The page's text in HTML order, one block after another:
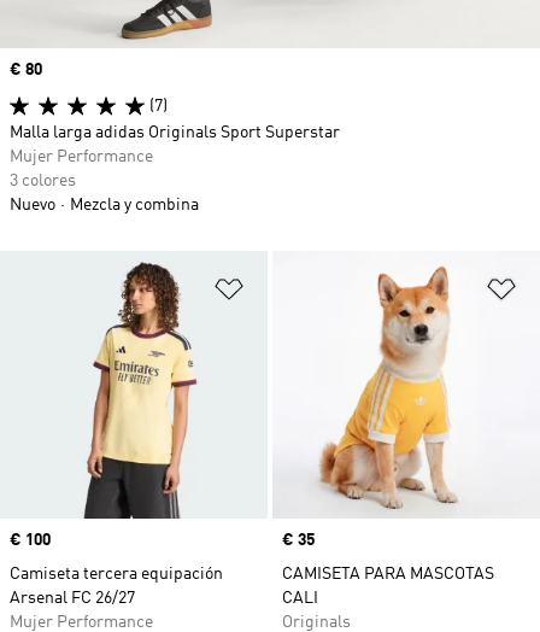
Añadir a la lista de deseos
Precio
€ 100
Camiseta tercera equipación
Arsenal FC 26/27
Mujer Performance
Precio
€ 35
CAMISETA PARA MASCOTAS
CALI
Originals
Precio
€ 80
(7)
Malla larga adidas Originals Sport Superstar
Mujer Performance
3 colores
Nuevo
Mezcla y combina